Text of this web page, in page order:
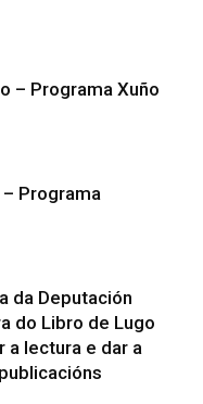
– Programa Xuño
Programa
da Deputación
do Libro de Lugo
a lectura e dar a